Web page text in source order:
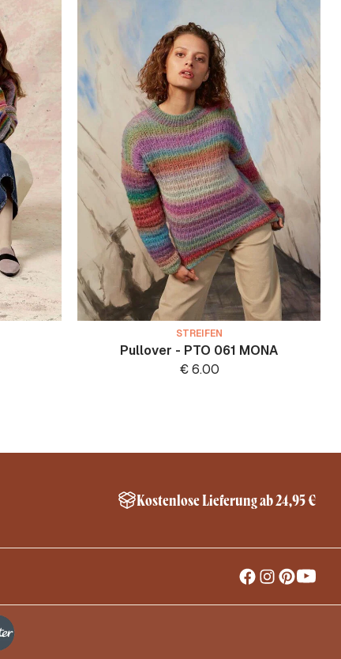
STREIFEN
Pullover - PTO 061 MONA
€6.00
Kostenlose Lieferung ab 24,95 €